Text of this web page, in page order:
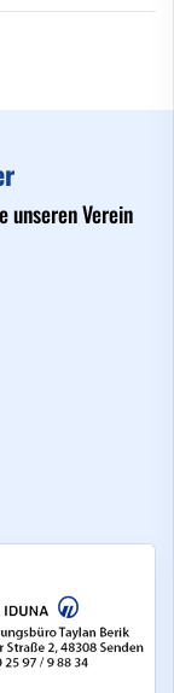
unseren Verein